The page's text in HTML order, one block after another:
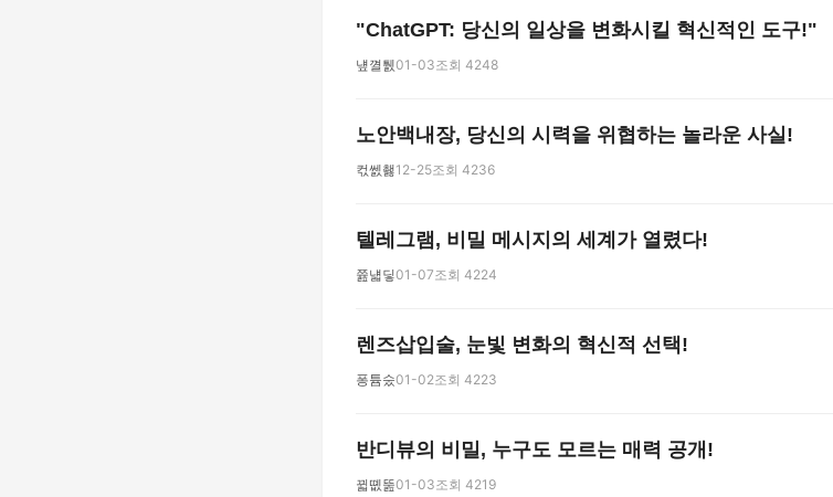
"ChatGPT: 당신의 일상을 변화시킬 혁신적인 도구!"
넆껼퉰01-03조회 4248
노안백내장, 당신의 시력을 위협하는 놀라운 사실!
컧쎐쵏12-25조회 4236
텔레그램, 비밀 메시지의 세계가 열렸다!
쯆냷딯01-07조회 4224
렌즈삽입술, 눈빛 변화의 혁신적 선택!
퐁튬숬01-02조회 4223
반디뷰의 비밀, 누구도 모르는 매력 공개!
뀗똆뚪01-03조회 4219